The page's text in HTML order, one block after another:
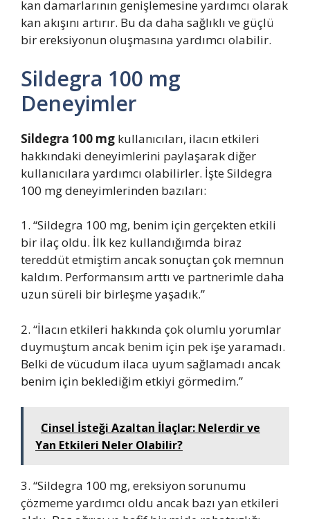
kan damarlarının genişlemesine yardımcı olarak
kan akışını artırır. Bu da daha sağlıklı ve güçlü
bir ereksiyonun oluşmasına yardımcı olabilir.
Sildegra 100 mg
Deneyimler
Sildegra 100 mg kullanıcıları, ilacın etkileri
hakkındaki deneyimlerini paylaşarak diğer
kullanıcılara yardımcı olabilirler. İşte Sildegra
100 mg deneyimlerinden bazıları:
1. “Sildegra 100 mg, benim için gerçekten etkili
bir ilaç oldu. İlk kez kullandığımda biraz
tereddüt etmiştim ancak sonuçtan çok memnun
kaldım. Performansım arttı ve partnerimle daha
uzun süreli bir birleşme yaşadık.”
2. “İlacın etkileri hakkında çok olumlu yorumlar
duymuştum ancak benim için pek işe yaramadı.
Belki de vücudum ilaca uyum sağlamadı ancak
benim için beklediğim etkiyi görmedim.”
Cinsel İsteği Azaltan İlaçlar: Nelerdir ve
Yan Etkileri Neler Olabilir?
3. “Sildegra 100 mg, ereksiyon sorunumu
çözmeme yardımcı oldu ancak bazı yan etkileri